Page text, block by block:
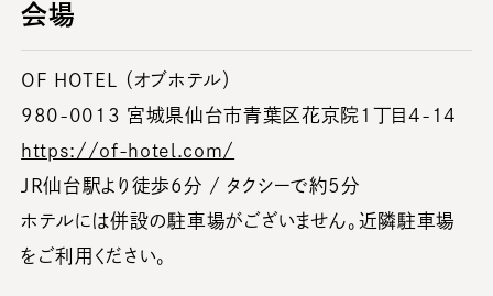
会場
OF HOTEL （オブホテル）
980-0013 宮城県仙台市青葉区花京院1丁目4-14
https://of-hotel.com/
JR仙台駅より徒歩6分 / タクシーで約5分
ホテルには併設の駐車場がございません。近隣駐車場
をご利用ください。